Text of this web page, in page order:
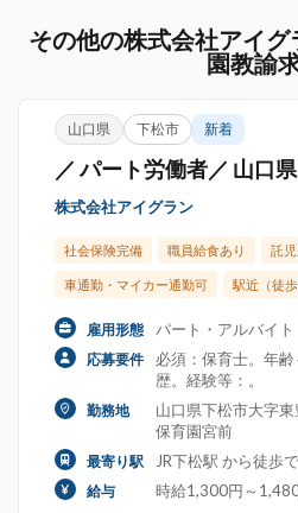
その他の株式会社アイ
園教諭
山口県 下松市 新着
／ パート労働者／ 山口
株式会社アイグラン
社会保険完備 職員給食あり 託
車通勤・マイカー通勤可 駅近（徒歩
雇用形態 パート・アルバイト
応募要件
必須：保育士。年
歴。経験等：。
勤務地
山口県下松市大字
保育園宮前
最寄り駅 JR下松駅 から徒歩
給与 時給1,300円～